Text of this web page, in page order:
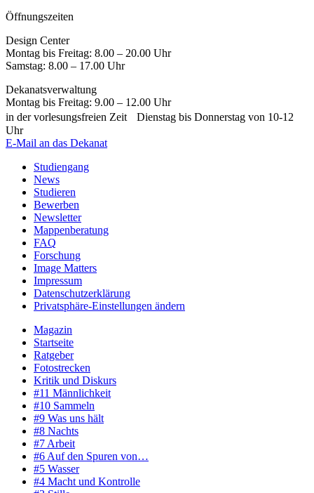
Öffnungszeiten
Design Center
Montag bis Freitag: 8.00 – 20.00 Uhr
Samstag: 8.00 – 17.00 Uhr
Dekanatsverwaltung
Montag bis Freitag: 9.00 – 12.00 Uhr
in der vorlesungsfreien Zeit Dienstag bis Donnerstag von 10-12
Uhr
E-Mail an das Dekanat
Studiengang
News
Studieren
Bewerben
Newsletter
Mappenberatung
FAQ
Forschung
Image Matters
Impressum
Datenschutzerklärung
Privatsphäre-Einstellungen ändern
Magazin
Startseite
Ratgeber
Fotostrecken
Kritik und Diskurs
#11 Männlichkeit
#10 Sammeln
#9 Was uns hält
#8 Nachts
#7 Arbeit
#6 Auf den Spuren von…
#5 Wasser
#4 Macht und Kontrolle